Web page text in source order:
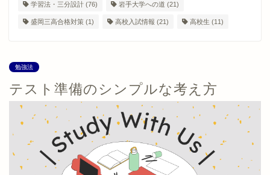
学習法・三分設計 (76) 岩手大学への道 (21)
盛岡三高合格対策 (1) 高校入試情報 (21) 高校生 (11)
勉強法
テスト準備のシンプルな考え方